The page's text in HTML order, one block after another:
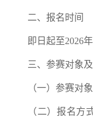
二、报名时间
即日起至2026
三、参赛对象
（一）参赛对
（二）报名方